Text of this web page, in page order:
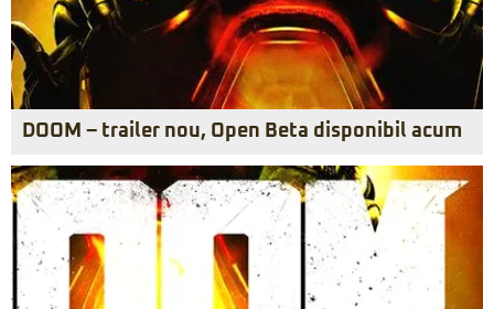
DOOM – trailer nou, Open Beta disponibil acum